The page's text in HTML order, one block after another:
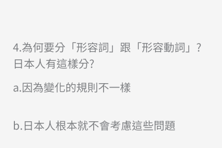
4.為何要分「形容詞」跟「形容動詞」?
日本人有這樣分?
a.因為變化的規則不一樣
b.日本人根本就不會考慮這些問題